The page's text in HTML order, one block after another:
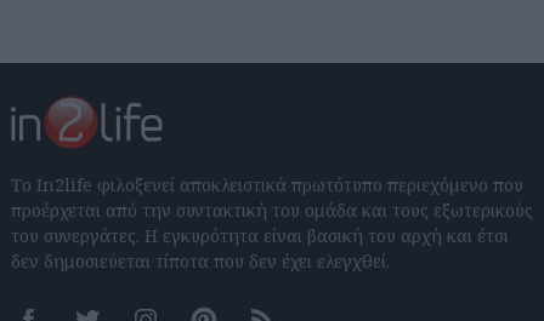
Το In2life φιλοξενεί αποκλειστικά πρωτότυπο περιεχόμενο που
προέρχεται από την συντακτική του ομάδα και τους εξωτερικούς
του συνεργάτες. Η εγκυρότητα είναι βασική του αρχή και έτσι
δεν δημοσιεύεται τίποτα που δεν έχει ελεγχθεί.